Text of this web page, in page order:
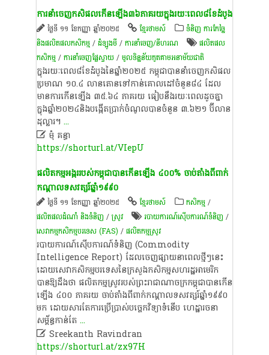
ការនាំចេញកសិផលកើនឡើង៣៦ភាគរយក្នុងរយៈពេល៨ខែដំបូង
ថ្ងៃទី ១១ ខែកញ្ញា ឆ្នាំ២០២៥ ខ្មែរថាមស៍
ទំនិញ ការកែច្នៃ
និងផលិតផលកសិកម្ម/ដំឡូងមី/ការនាំចេញ/នីហរណ
ផលិតផល
កសិកម្ម/ការ​នាំចេញផ្លែ​ស្វាយ/មូលទិន្នន័យភូតគាមអនាម័យជាតិ
ក្នុងរយៈពេល៨ខែដំបូងនៃឆ្នាំ២០២៥ កម្ពុជាបាននាំចេញកសិផល
ប្រមាណ ១០.៤ លានតោនទៅកាន់គោលដៅចំនួន៨៤ ដែល
មានការកើនឡើង ៣៥.៦៤ ភាគរយ ធៀបនឹងរយៈពេលដូចគ្នា
ក្នុងឆ្នាំ២០២៤និងបង្កើតប្រាក់ចំណូលបានចំនួន ៣.៦២១ ប៊ីលាន
ដុល្លារ។ ...
មុំ គន្ធា
https://shorturl.at/VIepU
ផលិតកម្ម​អង្ករ​របស់​​កម្ពុជា​បាន​កើន​ឡើង ៤០០% ចាប់​តាំង​ពី​ពាក់​
កណ្តាល​ទសវត្សរ៍​ឆ្នាំ១៩៩០
ថ្ងៃទី ១១ ខែកញ្ញា ឆ្នាំ២០២៥ ខ្មែរថាមស៍ កសិកម្ម/
ផលិតផលដំណាំ និងទំនិញ /​ស្រូវ​ របាយការណ៍​ស៊ើបការណ៍​ទំនិញ​ /
សេវាកម្មកសិកម្មបរទេស (FAS) /ផលិតកម្មស្រូវ
របាយការណ៍​ស៊ើបការណ៍​ទំនិញ​ (Commodity​
Intelligence​ Report)​ ដែល​ចេញផ្សាយ​នា​ពេល​ថ្មីៗ​នេះ​
ដោយ​សេវា​កសិកម្ម​បរទេស​នៃ​ក្រសួងកសិកម្ម​សហរដ្ឋអាមេរិក​
បានឱ្យ​ដឹង​ថា​ ផលិតកម្ម​ស្រូវ​របស់​ព្រះរាជាណាចក្រ​កម្ពុជា​បាន​កើន
ឡើង​ ៤០០​ ភាគរយ​ ចាប់តាំងពី​ពាក់កណ្តាល​ទសវត្សរ៍​ឆ្នាំ​១៩៩០​
មក​ ដោយសារ​តែ​ការ​ប្រើប្រាស់​បច្ចេកវិទ្យា​ទំនើប​ ហេដ្ឋារចនា
សម្ព័ន្ធ​កាន់តែ ...
Sreekanth Ravindran
https://shorturl.at/zx97H